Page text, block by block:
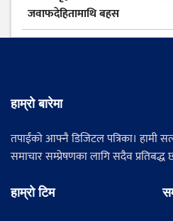
जवाफदेहितामाथि बहस
हाम्रो बारेमा
तपाईंको आफ्नै डिजिटल पत्रिका। हामी
समाचार सम्प्रेषणका लागि सदैव प्रतिबद्ध
हाम्रो टिम